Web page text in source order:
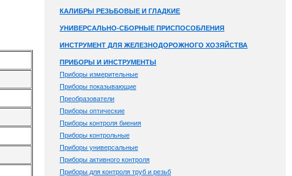
КАЛИБРЫ РЕЗЬБОВЫЕ И ГЛАДКИЕ
УНИВЕРСАЛЬНО-СБОРНЫЕ ПРИСПОСОБЛЕНИЯ
ИНСТРУМЕНТ ДЛЯ ЖЕЛЕЗНОДОРОЖНОГО ХОЗЯЙСТВА
ПРИБОРЫ И ИНСТРУМЕНТЫ
Приборы измерительные
Приборы показывающие
Преобразователи
Приборы оптические
Приборы контроля биения
Приборы контрольные
Приборы универсальные
Приборы активного контроля
Приборы для контроля труб и резьб